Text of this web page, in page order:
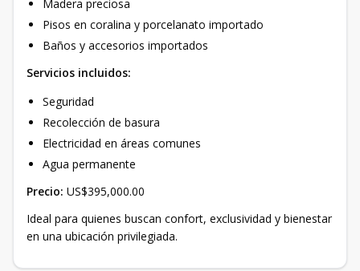
Madera preciosa ​
Pisos en coralina y porcelanato importado ​
Baños y accesorios importados ​
Servicios incluidos:
Seguridad
Recolección de basura ​
Electricidad en áreas comunes
Agua permanente ​
Precio: US$395,000.00 ​
Ideal para quienes buscan confort, exclusividad y bienestar
en una ubicación privilegiada. ​